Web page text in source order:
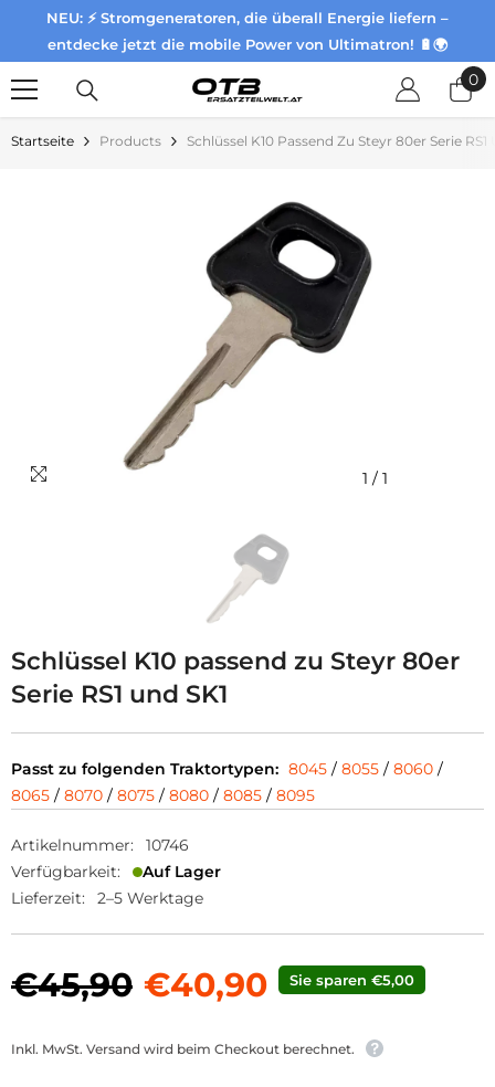
Zum Inhalt springen
NEU: ⚡ Stromgeneratoren, die überall Energie liefern –
entdecke jetzt die mobile Power von Ultimatron! 🔋🌍
0
0
Startseite Products Schlüssel K10 Passend Zu Steyr 80er Serie RS1
1 / 1
Schlüssel K10 passend zu Steyr 80er
Serie RS1 und SK1
Passt zu folgenden Traktortypen: 8045 / 8055 / 8060 /
8065 / 8070 / 8075 / 8080 / 8085 / 8095
Artikelnummer:
10746
Verfügbarkeit:
Auf Lager
Lieferzeit:
2–5 Werktage
€45,90 €40,90 Sie sparen €5,00
Inkl. MwSt. Versand wird beim Checkout berechnet.